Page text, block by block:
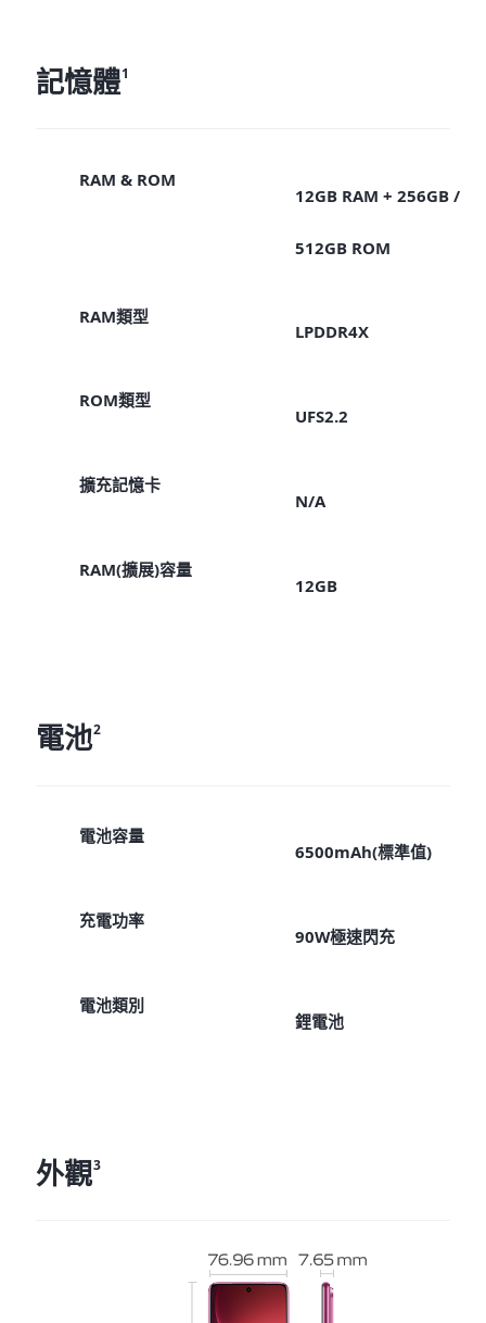
記憶體1
RAM & ROM
12GB RAM + 256GB /
512GB ROM
RAM類型
LPDDR4X
ROM類型
UFS2.2
擴充記憶卡
N/A
RAM(擴展)容量
12GB
電池2
電池容量
6500mAh(標準值)
充電功率
90W極速閃充
電池類別
鋰電池
外觀3